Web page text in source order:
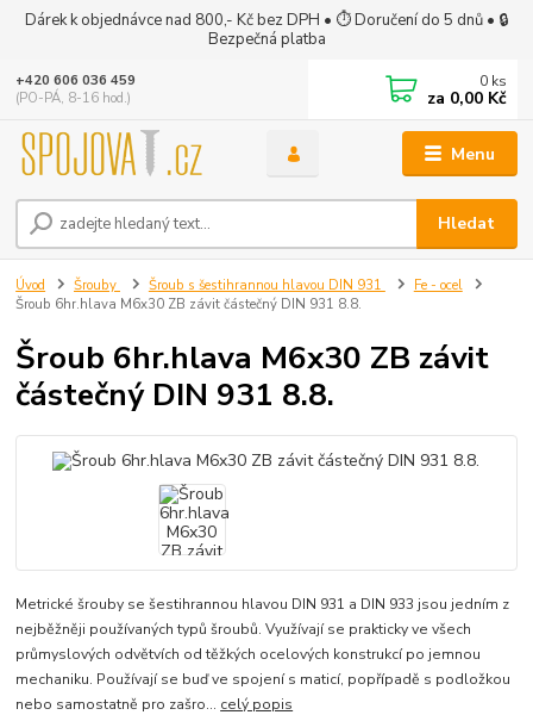
Dárek k objednávce nad 800,- Kč bez DPH • ⏱ Doručení do 5 dnů • 🔒
Bezpečná platba
Menu
Hledat
+420 606 036 459
(PO-PÁ, 8-16 hod.)
0 ks
za 0,00 Kč
Úvod Šrouby Šroub s šestihrannou hlavou DIN 931
Fe - ocel
Šroub 6hr.hlava M6x30 ZB závit částečný DIN 931 8.8.
Šroub 6hr.hlava M6x30 ZB závit
částečný DIN 931 8.8.
Metrické šrouby se šestihrannou hlavou DIN 931 a DIN 933 jsou jedním z
nejběžněji používaných typů šroubů. Využívají se prakticky ve všech
průmyslových odvětvích od těžkých ocelových konstrukcí po jemnou
mechaniku. Používají se buď ve spojení s maticí, popřípadě s podložkou
nebo samostatně pro zašro... celý popis